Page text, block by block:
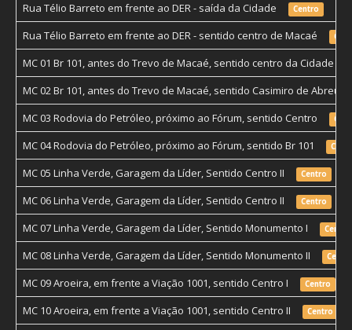
Rua Télio Barreto em frente ao DER - saída da Cidade
Centro
Rua Télio Barreto em frente ao DER - sentido centro de Macaé
MC 01 Br 101, antes do Trevo de Macaé, sentido centro da Cidade
MC 02 Br 101, antes do Trevo de Macaé, sentido Casimiro de Abreu
MC 03 Rodovia do Petróleo, próximo ao Fórum, sentido Centro
MC 04 Rodovia do Petróleo, próximo ao Fórum, sentido Br 101
MC 05 Linha Verde, Garagem da Líder, Sentido Centro II Centro
MC 06 Linha Verde, Garagem da Líder, Sentido Centro II Centro
MC 07 Linha Verde, Garagem da Líder, Sentido Monumento I Centro
MC 08 Linha Verde, Garagem da Líder, Sentido Monumento II Centro
MC 09 Aroeira, em frente a Viação 1001, sentido Centro I Centro
MC 10 Aroeira, em frente a Viação 1001, sentido Centro II Centro